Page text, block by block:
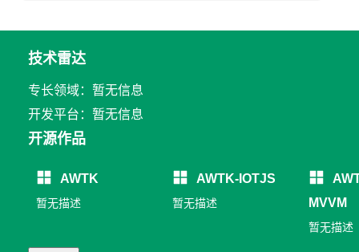
技术雷达
专长领域：暂无信息
开发平台：暂无信息
开源作品
AWTK
暂无描述
AWTK-IOTJS
暂无描述
MVVM
暂无描述